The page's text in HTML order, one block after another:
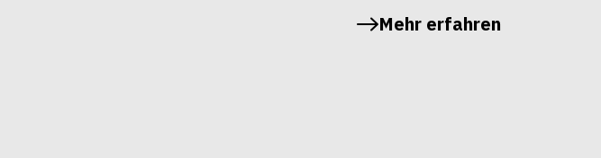
Mehr erfahren